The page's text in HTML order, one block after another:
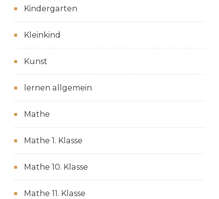
Kindergarten
Kleinkind
Kunst
lernen allgemein
Mathe
Mathe 1. Klasse
Mathe 10. Klasse
Mathe 11. Klasse